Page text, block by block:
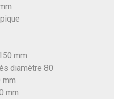
mm
diamètre 80
mm
mm